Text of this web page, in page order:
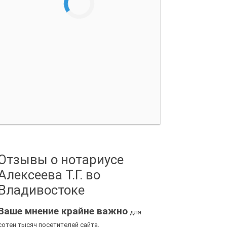
о нотариусе
Т.Г. во
мнение крайне важно для
тысяч посетителей сайта.